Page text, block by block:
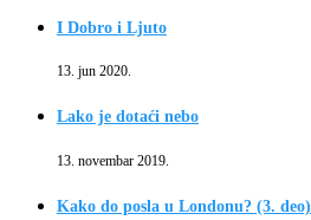
I Dobro i Ljuto
13. jun 2020.
Lako je dotaći nebo
13. novembar 2019.
Kako do posla u Londonu? (3. deo)